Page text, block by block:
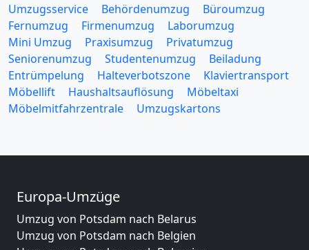
Umzugsservice Behördenumzug
Büroumzug
Fernumzug
Firmenumzug
Laborumzug
Mini Umzug
Praxisumzug
Privatumzug
Seniorenumzug
Studentenumzug
Beiladung
Entrümpelung
Halteverbotszone
Klaviertransport
Möbellift
Haushaltsauflösung
Möbeltaxi
Möbelmitfahrzentrale
Umzugskartons
Europa-Umzüge
Umzug von Potsdam nach Belarus
Umzug von Potsdam nach Belgien